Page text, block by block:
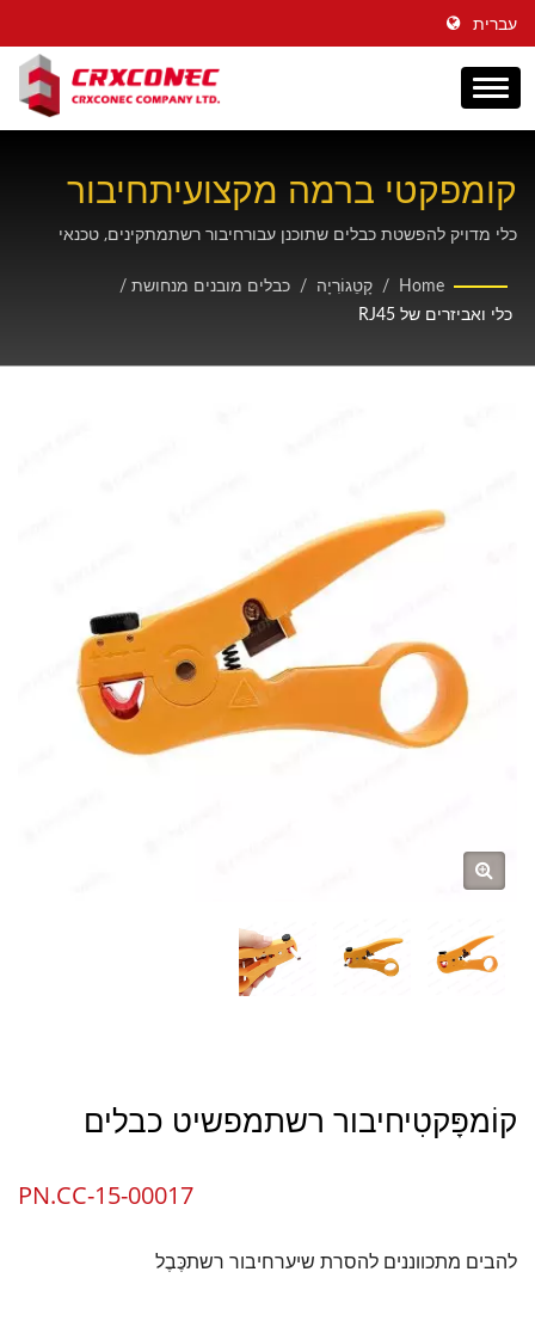
עברית
קומפקטי ברמה מקצועיתחיבור
רשתמפשיט כבלים עם עיצוב להב
מתכוונן
כלי מדויק להפשטת כבלים שתוכנן עבורחיבור רשתמתקינים, טכנאי
במקום עבור רב-מוליכיםחיבור רשתהכנת כבלים.
Home
/ קָטֵגוֹרִיָה / כבלים מובנים מנחושת /
כלי ואביזרים של RJ45
קוֹמפָּקטִיחיבור רשתמפשיט כבלים
PN.CC-15-00017
להבים מתכווננים להסרת שיערחיבור רשתכֶּבֶל